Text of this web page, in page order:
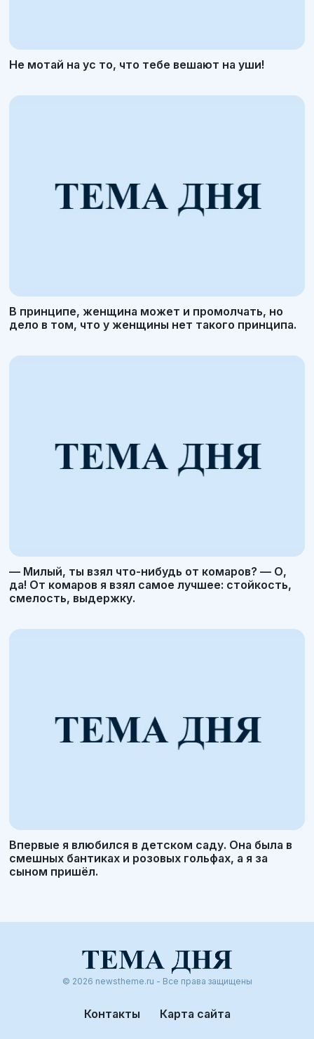
Не мотай на ус то, что тебе вешают на уши!
В принципе, женщина может и промолчать, но
дело в том, что у женщины нет такого принципа.
— Милый, ты взял что-нибудь от комаров? — О,
да! От комаров я взял самое лучшее: стойкость,
смелость, выдержку.
Впервые я влюбился в детском саду. Она была в
смешных бантиках и розовых гольфах, а я за
сыном пришёл.
© 2026 newstheme.ru - Все права защищены
Контакты Карта сайта